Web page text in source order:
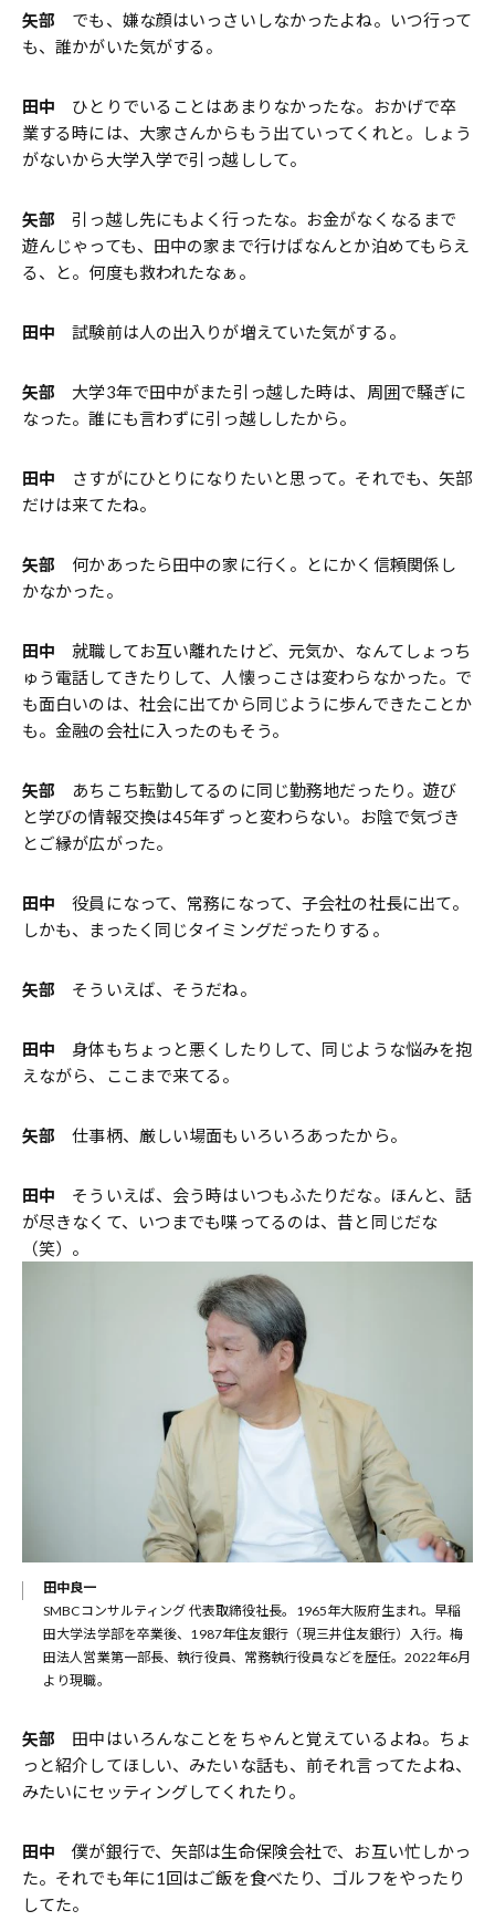
矢部 でも、嫌な顔はいっさいしなかったよね。いつ行って
も、誰かがいた気がする。
田中 ひとりでいることはあまりなかったな。おかげで卒
業する時には、大家さんからもう出ていってくれと。しょう
がないから大学入学で引っ越しして。
矢部 引っ越し先にもよく行ったな。お金がなくなるまで
遊んじゃっても、田中の家まで行けばなんとか泊めてもらえ
る、と。何度も救われたなぁ。
田中 試験前は人の出入りが増えていた気がする。
矢部 大学3年で田中がまた引っ越した時は、周囲で騒ぎに
なった。誰にも言わずに引っ越ししたから。
田中 さすがにひとりになりたいと思って。それでも、矢部
だけは来てたね。
矢部 何かあったら田中の家に行く。とにかく信頼関係し
かなかった。
田中 就職してお互い離れたけど、元気か、なんてしょっち
ゅう電話してきたりして、人懐っこさは変わらなかった。で
も面白いのは、社会に出てから同じように歩んできたことか
も。金融の会社に入ったのもそう。
矢部 あちこち転勤してるのに同じ勤務地だったり。遊び
と学びの情報交換は45年ずっと変わらない。お陰で気づき
とご縁が広がった。
田中 役員になって、常務になって、子会社の社長に出て。
しかも、まったく同じタイミングだったりする。
矢部 そういえば、そうだね。
田中 身体もちょっと悪くしたりして、同じような悩みを抱
えながら、ここまで来てる。
矢部 仕事柄、厳しい場面もいろいろあったから。
田中 そういえば、会う時はいつもふたりだな。ほんと、話
が尽きなくて、いつまでも喋ってるのは、昔と同じだな
（笑）。
田中良一
SMBCコンサルティング 代表取締役社長。1965年大阪府生まれ。早稲
田大学法学部を卒業後、1987年住友銀行（現三井住友銀行）入行。梅
田法人営業第一部長、執行役員、常務執行役員などを歴任。2022年6月
より現職。
矢部 田中はいろんなことをちゃんと覚えているよね。ちょ
っと紹介してほしい、みたいな話も、前それ言ってたよね、
みたいにセッティングしてくれたり。
田中 僕が銀行で、矢部は生命保険会社で、お互い忙しかっ
た。それでも年に1回はご飯を食べたり、ゴルフをやったり
してた。